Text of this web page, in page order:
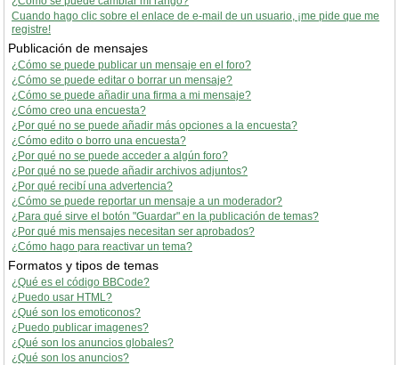
Cuando hago clic sobre el enlace de e-mail de un usuario, ¡me pide que me
registre!
Publicación de mensajes
¿Cómo se puede publicar un mensaje en el foro?
¿Cómo se puede editar o borrar un mensaje?
¿Cómo se puede añadir una firma a mi mensaje?
¿Cómo creo una encuesta?
¿Por qué no se puede añadir más opciones a la encuesta?
¿Cómo edito o borro una encuesta?
¿Por qué no se puede acceder a algún foro?
¿Por qué no se puede añadir archivos adjuntos?
¿Por qué recibí una advertencia?
¿Cómo se puede reportar un mensaje a un moderador?
¿Para qué sirve el botón "Guardar" en la publicación de temas?
¿Por qué mis mensajes necesitan ser aprobados?
¿Cómo hago para reactivar un tema?
Formatos y tipos de temas
¿Qué es el código BBCode?
¿Puedo usar HTML?
¿Qué son los emoticonos?
¿Puedo publicar imagenes?
¿Qué son los anuncios globales?
¿Qué son los anuncios?